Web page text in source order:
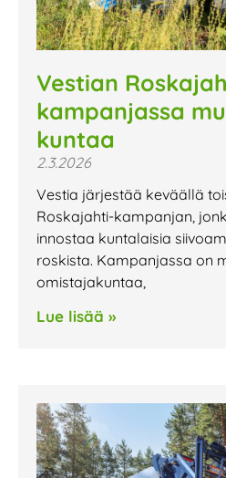
Vestian
kampanjassa
kuntaa
2.3.2026
Vestia järjestää keväällä
Roskajahti-kampanjan,
innostaa kuntalaisia
roskista. Kampanjassa on
omistajakuntaa,
Lue lisää »